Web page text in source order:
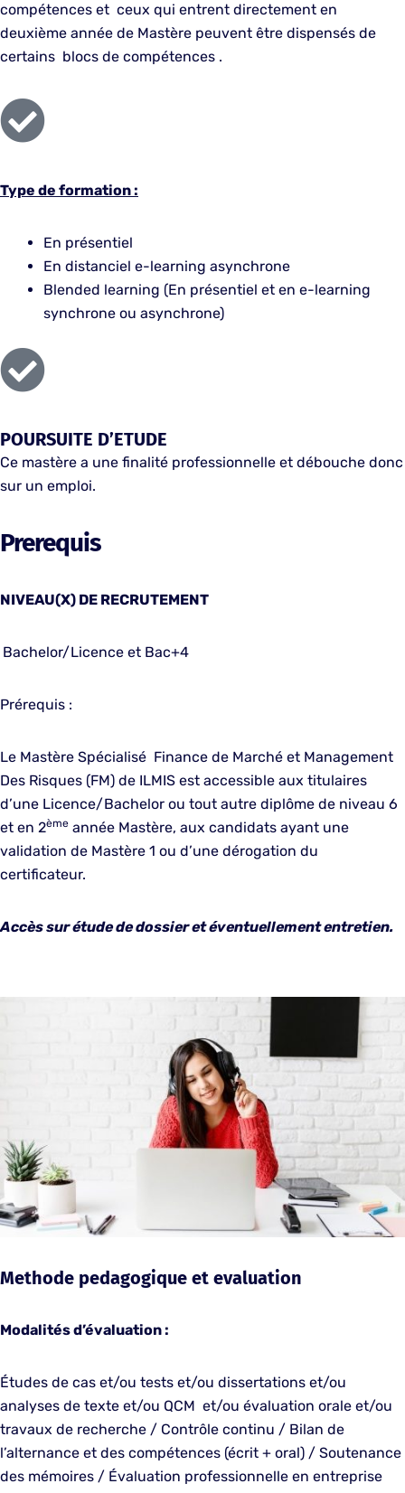
compétences et ceux qui entrent directement en
deuxième année de Mastère peuvent être dispensés de
certains blocs de compétences .
Type de formation :
En présentiel
En distanciel e-learning asynchrone
Blended learning (En présentiel et en e-learning
synchrone ou asynchrone)
POURSUITE D’ETUDE
Ce mastère a une finalité professionnelle et débouche donc
sur un emploi.
Prerequis
NIVEAU(X) DE RECRUTEMENT
Bachelor/Licence et Bac+4
Prérequis :
Le Mastère Spécialisé Finance de Marché et Management
Des Risques (FM) de ILMIS est accessible aux titulaires
d’une Licence/Bachelor ou tout autre diplôme de niveau 6
et en 2ème année Mastère, aux candidats ayant une
validation de Mastère 1 ou d’une dérogation du
certificateur.
Accès sur étude de dossier et éventuellement entretien.
Methode pedagogique et evaluation
Modalités d’évaluation :
Études de cas et/ou tests et/ou dissertations et/ou
analyses de texte et/ou QCM et/ou évaluation orale et/ou
travaux de recherche / Contrôle continu / Bilan de
l’alternance et des compétences (écrit + oral) / Soutenance
des mémoires / Évaluation professionnelle en entreprise